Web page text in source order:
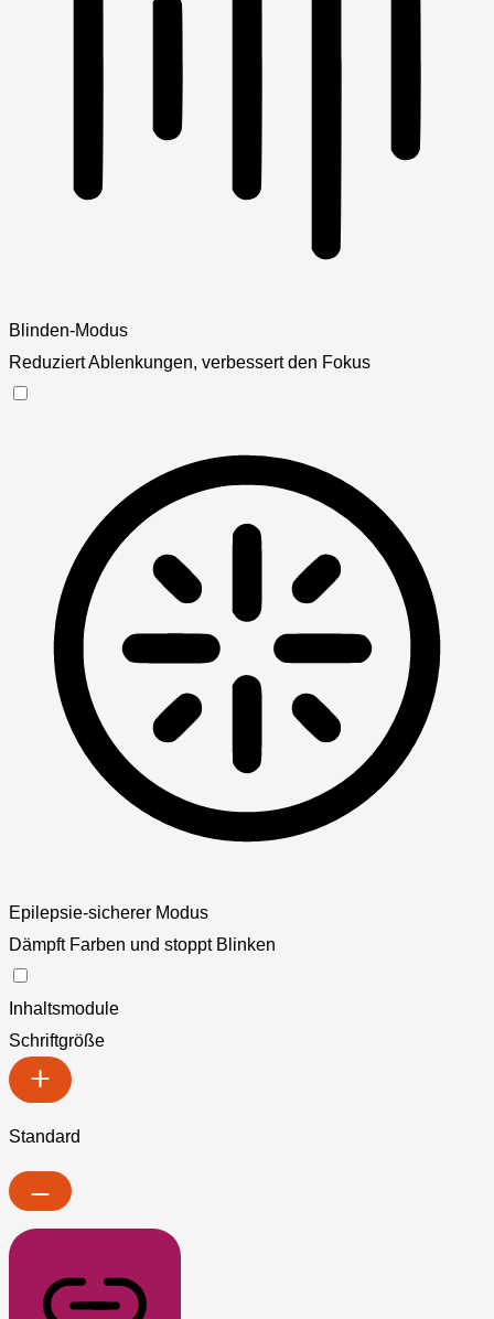
Blinden-Modus
Reduziert Ablenkungen, verbessert den Fokus
Epilepsie-sicherer Modus
Dämpft Farben und stoppt Blinken
Inhaltsmodule
Schriftgröße
Standard